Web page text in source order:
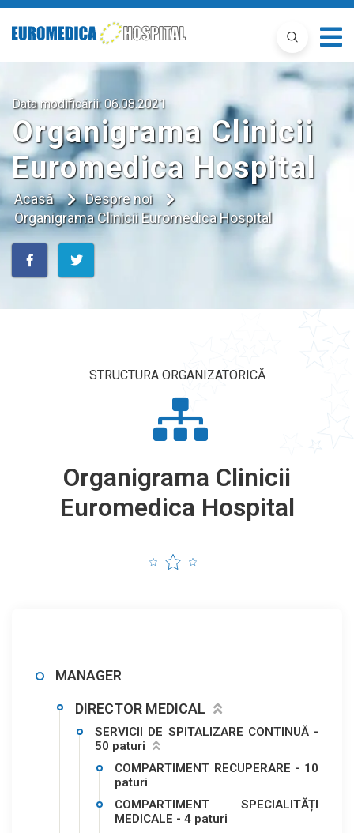
Data modificării:06.08.2021
Organigrama Clinicii
Euromedica Hospital
Acasă
Despre noi
Organigrama Clinicii Euromedica Hospital
STRUCTURA ORGANIZATORICĂ
Organigrama Clinicii
Euromedica Hospital
MANAGER
DIRECTOR MEDICAL
SERVICII DE SPITALIZARE CONTINUĂ -
50 paturi
COMPARTIMENT RECUPERARE - 10
paturi
COMPARTIMENT SPECIALITĂȚI
MEDICALE - 4 paturi